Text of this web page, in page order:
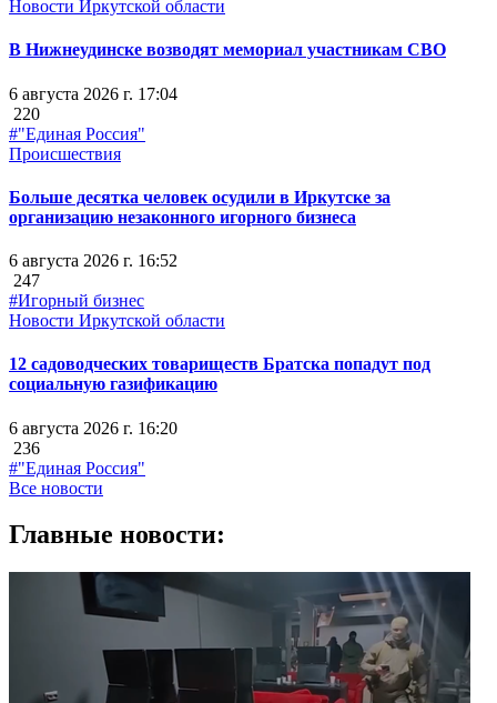
Новости Иркутской области
В Нижнеудинске возводят мемориал участникам СВО
6 августа 2026 г. 17:04
220
#"Единая Россия"
Происшествия
Больше десятка человек осудили в Иркутске за
организацию незаконного игорного бизнеса
6 августа 2026 г. 16:52
247
#Игорный бизнес
Новости Иркутской области
12 садоводческих товариществ Братска попадут под
социальную газификацию
6 августа 2026 г. 16:20
236
#"Единая Россия"
Все новости
Главные новости: